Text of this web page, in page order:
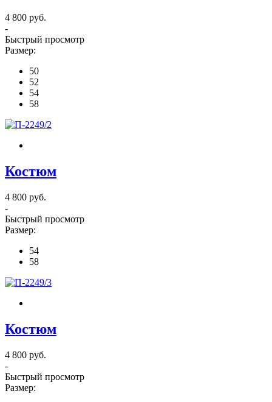
4 800 руб.
-
Быстрый просмотр
Размер:
50
52
54
58
Костюм
4 800 руб.
-
Быстрый просмотр
Размер:
54
58
Костюм
4 800 руб.
-
Быстрый просмотр
Размер: